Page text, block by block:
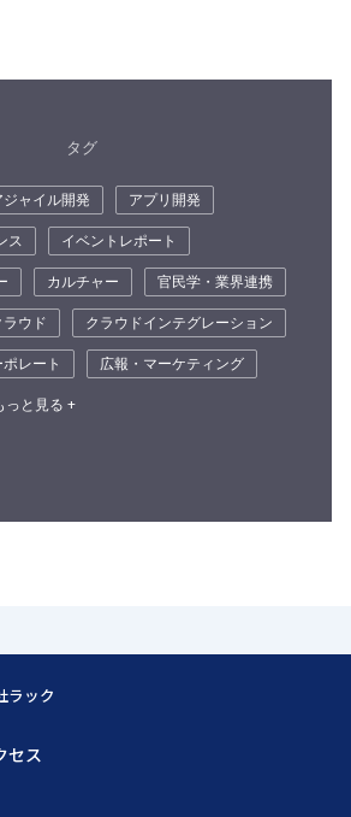
タグ
ジャイル開発
アプリ開発
ス
イベントレポート
カルチャー
官民学・業界連携
ラウド
クラウドインテグレーション
ポレート
広報・マーケティング
っと見る +
ラック
セス